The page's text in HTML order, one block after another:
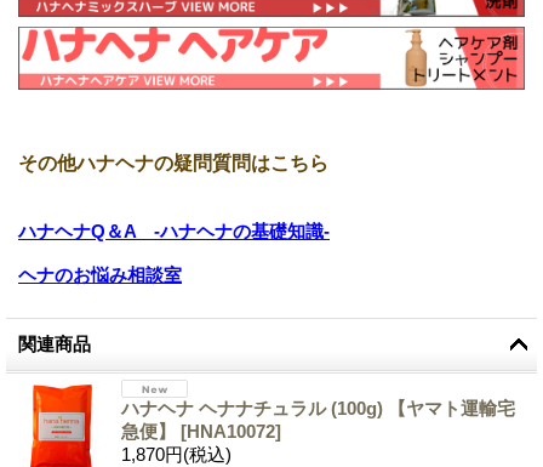
その他ハナヘナの疑問質問はこちら
ハナヘナQ＆A -ハナヘナの基礎知識-
ヘナのお悩み相談室
関連商品
ハナヘナ ヘナナチュラル (100g) 【ヤマト運輸宅
急便】 [HNA10072]
1,870円(税込)